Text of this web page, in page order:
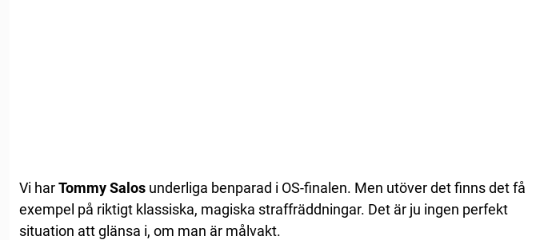
Vi harTommy Salos underliga benparad i OS-finalen. Men utöver det finns det få
exempel på riktigt klassiska, magiska straffräddningar. Det är ju ingen perfekt
situation att glänsa i, om man är målvakt.